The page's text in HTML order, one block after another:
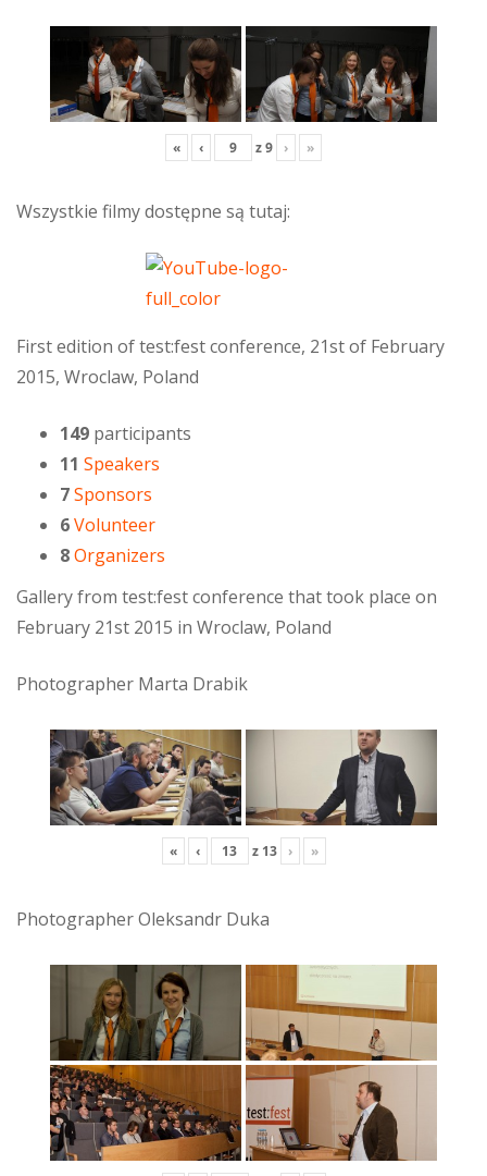
« ‹ z9 › »
Wszystkie filmy dostępne są tutaj:
First edition of test:fest conference, 21st of February
2015, Wroclaw, Poland
149 participants
11 Speakers
7Sponsors
6Volunteer
8Organizers
Gallery from test:fest conference that took place on
February 21st 2015 in Wroclaw, Poland
Photographer Marta Drabik
« ‹ z 13 › »
Photographer Oleksandr Duka